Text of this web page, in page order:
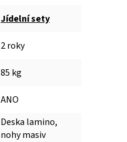
Jídelní sety
2 roky
85 kg
ANO
Deska lamino,
nohy masiv